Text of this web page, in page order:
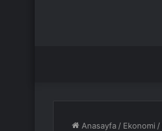
Anasayfa / Ekonomi /